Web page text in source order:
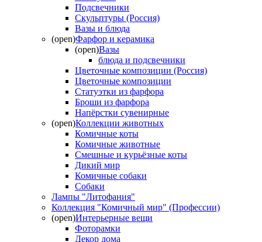
Подсвечники
Скульптуры (Россия)
Вазы и блюда
(open)Фарфор и керамика
(open)Вазы
блюда и подсвечники
Цветочные композиции (Россия)
Цветочные композиции
Статуэтки из фарфора
Броши из фарфора
Напёрстки сувенирные
(open)Коллекции животных
Комичные коты
Комичные животные
Смешные и курьёзные коты
Дикий мир
Комичные собаки
Собаки
Лампы "Литофания"
Коллекция "Комичный мир" (Профессии)
(open)Интерьерные вещи
Фоторамки
Декор дома